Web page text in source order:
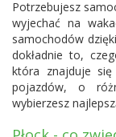
Potrzebujesz
wyjechać na
samochodów
dokładnie to,
która znajduje
pojazdów, o
wybierzesz